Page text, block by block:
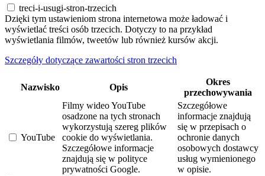
treci-i-usugi-stron-trzecich
Dzięki tym ustawieniom strona internetowa może ładować i
wyświetlać treści osób trzecich. Dotyczy to na przykład
wyświetlania filmów, tweetów lub również kursów akcji.
Szczegóły dotyczące zawartości stron trzecich
Nazwisko Opis
Okres
przechowywania
YouTube
Filmy wideo YouTube
osadzone na tych stronach
wykorzystują szereg plików
cookie do wyświetlania.
Szczegółowe informacje
znajdują się w polityce
prywatności Google.
Szczegółowe
informacje znajdują
się w przepisach o
ochronie danych
osobowych dostawcy
usług wymienionego
w opisie.